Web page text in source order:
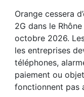
Orange cessera
2G dans le
octobre 2026.
les entreprises
téléphones,
paiement ou
fonctionnent pas